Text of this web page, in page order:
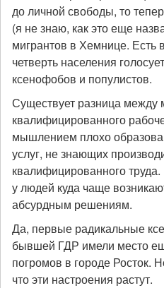
до личной свободы, то
(я не знаю, как это еще
мигрантов в Хемнице. Есть
четверть населения
ксенофобов и популистов.
Существует разница
квалифицированного
мышлением плохо
услуг, не знающих
квалифицированного
у людей куда чаще
абсурдным решениям.
Да, первые радикальные
бывшей ГДР имели место
погромов в городе Росток.
что эти настроения растут.